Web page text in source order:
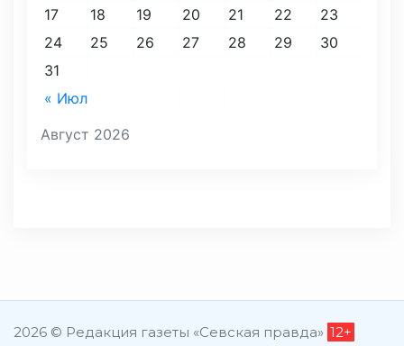
Август 2026
« Июл
17
18 19 20 21 22
23
24
25 26 27 28 29
30
31
2026 © Редакция газеты «Севская правда» 12+